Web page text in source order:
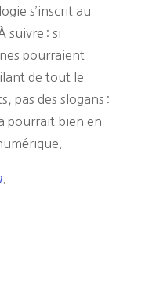
s’inscrit au
suivre : si
pourraient
de tout le
pas des slogans :
pourrait bien en
.